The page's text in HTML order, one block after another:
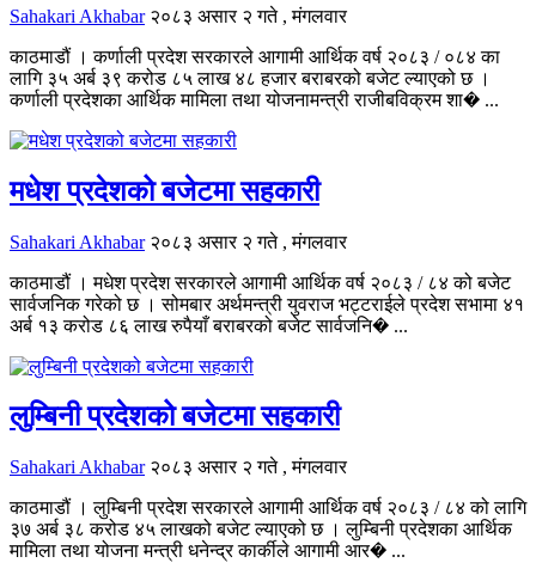
Sahakari Akhabar २०८३ असार २ गते , मंगलवार
काठमाडौं । कर्णाली प्रदेश सरकारले आगामी आर्थिक वर्ष २०८३ / ०८४ का
लागि ३५ अर्ब ३९ करोड ८५ लाख ४८ हजार बराबरको बजेट ल्याएको छ ।
कर्णाली प्रदेशका आर्थिक मामिला तथा योजनामन्त्री राजीबविक्रम शा� ...
मधेश प्रदेशको बजेटमा सहकारी
Sahakari Akhabar २०८३ असार २ गते , मंगलवार
काठमाडौं । मधेश प्रदेश सरकारले आगामी आर्थिक वर्ष २०८३ / ८४ को बजेट
सार्वजनिक गरेको छ । सोमबार अर्थमन्त्री युवराज भट्टराईले प्रदेश सभामा ४१
अर्ब १३ करोड ८६ लाख रुपैयाँ बराबरको बजेट सार्वजनि� ...
लुम्बिनी प्रदेशको बजेटमा सहकारी
Sahakari Akhabar २०८३ असार २ गते , मंगलवार
काठमाडौं । लुम्बिनी प्रदेश सरकारले आगामी आर्थिक वर्ष २०८३ / ८४ को लागि
३७ अर्ब ३८ करोड ४५ लाखको बजेट ल्याएको छ । लुम्बिनी प्रदेशका आर्थिक
मामिला तथा योजना मन्त्री धनेन्द्र कार्कीले आगामी आर� ...